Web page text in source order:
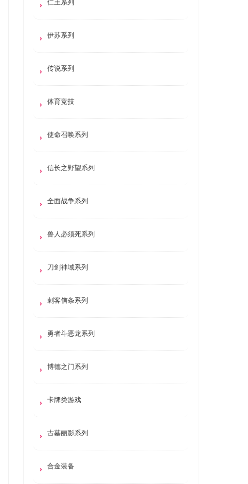
伊苏系列
传说系列
体育竞技
使命召唤系列
信长之野望系列
全面战争系列
兽人必须死系列
刀剑神域系列
刺客信条系列
勇者斗恶龙系列
博德之门系列
卡牌类游戏
古墓丽影系列
合金装备